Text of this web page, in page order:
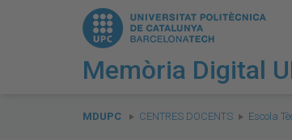
Memòria Digital
are
MDUPC CENTRES DOCENTS Escola